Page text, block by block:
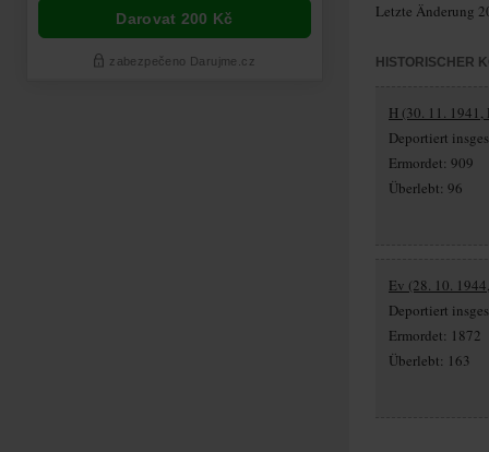
Letzte Änderung
HISTORISCHER
H (30. 11. 1941,
Deportiert
Ermordet: 909
Überlebt: 96
Ev (28. 10.
Deportiert
Ermordet: 1872
Überlebt: 163